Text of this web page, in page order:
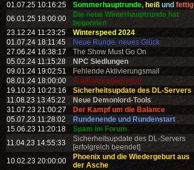
01.07.25 10:16:25
Sommerhauptrunde, heiß und fettig
06.01.25 18:00:00
Die neue Winterhauptrunde hat
begonnen
23.12.24 11:23:25
Winterspeed 2024
01.07.24 18:11:45
Neue Runde, neues Glück
27.06.24 16:38:17
The Show Must Go On
05.02.24 11:15:28
NPC Siedlungen
09.01.24 19:02:51
Fehlende Aktivierungsmail
08.01.24 18:00:00
Frühjahresgemetzel
19.10.23 10:23:16
Sicherheitsupdate des DL-Servers
11.08.23 13:45:22
Neue Demonlord-Tools
31.07.23 21:00:27
Der Kampf um die Balance
05.07.23 11:28:02
Rundenende und Rundenstart
15.06.23 11:20:18
Spam im Forum
11.04.23 14:55:33
Sicherheitsupdate des DL-Servers
[erfolgreich beendet]
10.02.23 20:00:00
Phoenix und die Wiedergeburt aus
der Asche